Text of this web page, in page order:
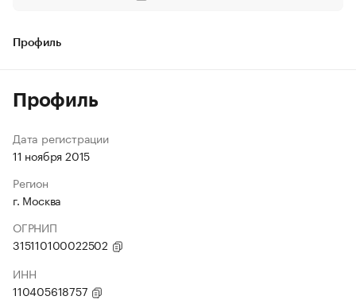
Профиль
Профиль
Дата регистрации
11 ноября 2015
Регион
г. Москва
ОГРНИП
315110100022502
ИНН
110405618757